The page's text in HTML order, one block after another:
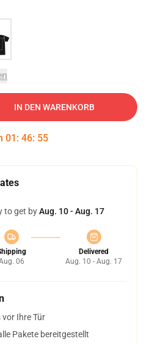
IN DEN WARENKORB
01 : 46: 54
to get byAug. 10 - Aug. 17
06
Delivered
Aug. 10 - Aug. 17
Ihre Tür
Pakete bereitgestellt